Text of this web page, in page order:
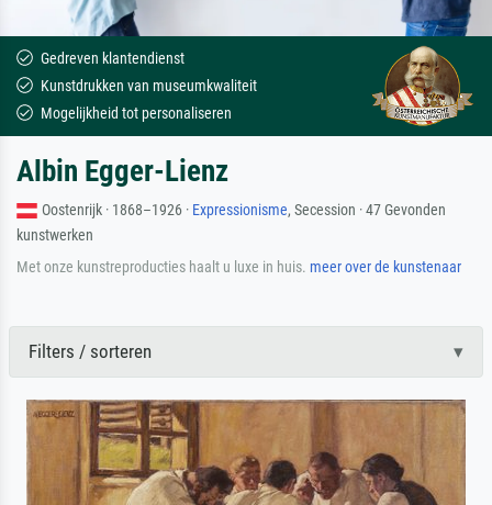
Gedreven klantendienst
Kunstdrukken van museumkwaliteit
Mogelijkheid tot personaliseren
Albin Egger-Lienz
Oostenrijk · 1868–1926 · Expressionisme, Secession · 47 Gevonden
kunstwerken
Met onze kunstreproducties haalt u luxe in huis. meer over de kunstenaar
Filters / sorteren